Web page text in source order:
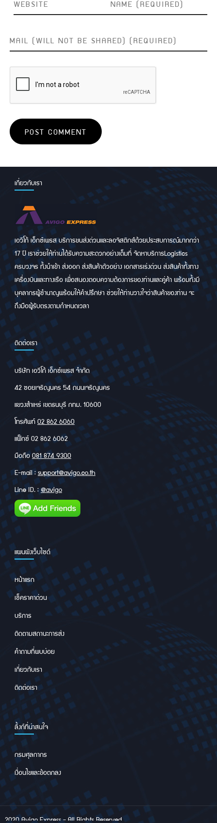
เกี่ยวกับเรา
เอวีโก้ เอ็กซ์เพรส บริการขนส่งด่วนและลอจิสติกส์ด้วยประสบการณ์มากกว่า
17 ปี เราช่วยให้ท่านได้รับความสะดวกอย่างเต็มที่ จัดหาบริการLogistics
ครบวงจร ทั้งนำเข้า ส่งออก ส่งสินค้าตัวอย่าง เอกสารเร่งด่วน ส่งสินค้าทั้งทาง
เครื่องบินและทางเรือ เพื่อสนองตอบความต้องการของท่านและคู่ค้า พร้อมทั้งมี
บุคลากรผู้ชำนาญพร้อมให้คำปรึกษา ช่วยให้ท่านวางใจว่าสินค้าของท่าน จะ
ถึงมือผู้รับตรงตามกำหนดเวลา
ติดต่อเรา
บริษัท เอวีโก้ เอ็กซ์เพรส จำกัด
42 ซอยเจริญนคร 54 ถนนเจริญนคร
แขวงสำเหร่ เขตธนบุรี กทม. 10600
โทรศัพท์02 862 6060
แฟ็กซ์ 02 862 6062
มือถือ081 874 9300
E-mail :support@avigo.co.th
Line ID. :@avigo
แผนผังเว็บไซด์
หน้าแรก
เช็คราคาด่วน
บริการ
ติดตามสถานะการส่ง
คำถามที่พบบ่อย
เกี่ยวกับเรา
ติดต่อเรา
ลิ้งก์ที่น่าสนใจ
กรมศุลกากร
เงื่อนไขและข้อตกลง
2020 Avigo Express - All Rights Reserved